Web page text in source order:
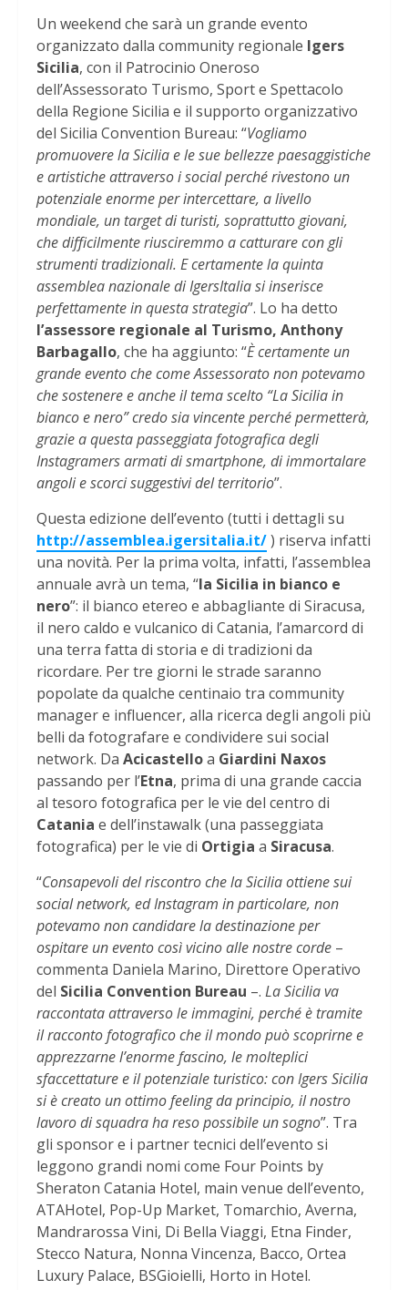
Un weekend che sarà un grande evento
organizzato dalla community regionale Igers
Sicilia, con il Patrocinio Oneroso
dell’Assessorato Turismo, Sport e Spettacolo
della Regione Sicilia e il supporto organizzativo
del Sicilia Convention Bureau: “Vogliamo
promuovere la Sicilia e le sue bellezze paesaggistiche
e artistiche attraverso i social perché rivestono un
potenziale enorme per intercettare, a livello
mondiale, un target di turisti, soprattutto giovani,
che difficilmente riusciremmo a catturare con gli
strumenti tradizionali. E certamente la quinta
assemblea nazionale di IgersItalia si inserisce
perfettamente in questa strategia”. Lo ha detto
l’assessore regionale al Turismo, Anthony
Barbagallo, che ha aggiunto: “È certamente un
grande evento che come Assessorato non potevamo
che sostenere e anche il tema scelto “La Sicilia in
bianco e nero” credo sia vincente perché permetterà,
grazie a questa passeggiata fotografica degli
Instagramers armati di smartphone, di immortalare
angoli e scorci suggestivi del territorio”.
Questa edizione dell’evento (tutti i dettagli su
http://assemblea.igersitalia.it/) riserva infatti
una novità. Per la prima volta, infatti, l’assemblea
annuale avrà un tema, “la Sicilia in bianco e
nero”: il bianco etereo e abbagliante di Siracusa,
il nero caldo e vulcanico di Catania, l’amarcord di
una terra fatta di storia e di tradizioni da
ricordare. Per tre giorni le strade saranno
popolate da qualche centinaio tra community
manager e influencer, alla ricerca degli angoli più
belli da fotografare e condividere sui social
network. Da Acicastelloa Giardini Naxos
passando per l’Etna, prima di una grande caccia
al tesoro fotografica per le vie del centro di
Catania e dell’instawalk (una passeggiata
fotografica) per le vie di Ortigia a Siracusa.
“Consapevoli del riscontro che la Sicilia ottiene sui
social network, ed Instagram in particolare, non
potevamo non candidare la destinazione per
ospitare un evento così vicino alle nostre corde –
commenta Daniela Marino, Direttore Operativo
del Sicilia Convention Bureau –. La Sicilia va
raccontata attraverso le immagini, perché è tramite
il racconto fotografico che il mondo può scoprirne e
apprezzarne l’enorme fascino, le molteplici
sfaccettature e il potenziale turistico: con Igers Sicilia
si è creato un ottimo feeling da principio, il nostro
lavoro di squadra ha reso possibile un sogno”. Tra
gli sponsor e i partner tecnici dell’evento si
leggono grandi nomi come Four Points by
Sheraton Catania Hotel, main venue dell’evento,
ATAHotel, Pop-Up Market, Tomarchio, Averna,
Mandrarossa Vini, Di Bella Viaggi, Etna Finder,
Stecco Natura, Nonna Vincenza, Bacco, Ortea
Luxury Palace, BSGioielli, Horto in Hotel.